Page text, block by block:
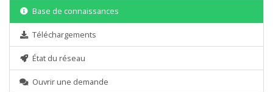
Base de connaissances
Téléchargements
État du réseau
Ouvrir une demande